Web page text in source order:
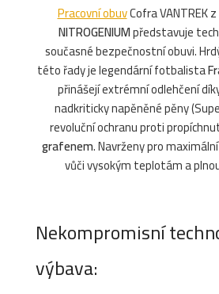
Pracovní obuvCofra VANTREK
NITROGENIUMpředstavuje
současné bezpečnostní obuvi.
této řady je legendární fotbalista
přinášejí extrémní odlehčení
nadkriticky napěněné pěny
revoluční ochranu proti
grafenem. Navrženy pro
vůči vysokým teplotám a
Nekompromisní
výbava: